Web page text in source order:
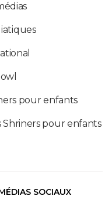
pour enfants
pour enfants
SOCIAUX